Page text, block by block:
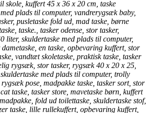
skole, kuffert 45 x 36 x 20 cm, taske
plads til computer, vandrerygsæk baby,
pusletaske fold ud, mad taske, børne
taske., tasker odense, stor tasker,
liter, skuldertaske med plads til computer,
en taske, opbevaring kuffert, stor
vandtæt skoletaske, praktisk taske, tasker
rygsæk, stor tasker, rygsæk 40 x 20 x 25,
med plads til computer, trolly
pose, madpakke taske, tasker sort, stor
taske, tasker store, mavetaske børn, kuffert
fold ud toilettaske, skuldertaske stof,
taske, lille rullekuffert, opbevaring kuffert,